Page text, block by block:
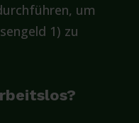
um
1) zu